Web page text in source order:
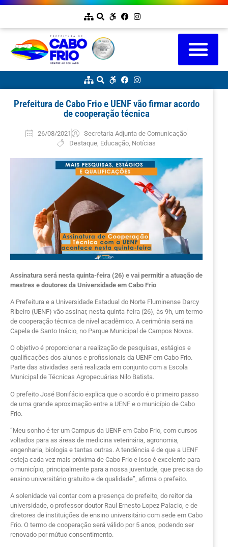
Prefeitura de Cabo Frio e UENF vão firmar acordo
de cooperação técnica
26/08/2021
Secretaria Adjunta de Comunicação
Destaque, Educação, Notícias
Assinatura será nesta quinta-feira (26) e vai permitir a atuação de
mestres e doutores da Universidade em Cabo Frio
A Prefeitura e a Universidade Estadual do Norte Fluminense Darcy
Ribeiro (UENF) vão assinar, nesta quinta-feira (26), às 9h, um termo
de cooperação técnica de nível acadêmico. A cerimônia será na
Capela de Santo Inácio, no Parque Municipal de Campos Novos.
O objetivo é proporcionar a realização de pesquisas, estágios e
qualificações dos alunos e profissionais da UENF em Cabo Frio.
Parte das atividades será realizada em conjunto com a Escola
Municipal de Técnicas Agropecuárias Nilo Batista.
O prefeito José Bonifácio explica que o acordo é o primeiro passo
de uma grande aproximação entre a UENF e o município de Cabo
Frio.
“Meu sonho é ter um Campus da UENF em Cabo Frio, com cursos
voltados para as áreas de medicina veterinária, agronomia,
engenharia, biologia e tantas outras. A tendência é de que a UENF
esteja cada vez mais próxima de Cabo Frio e isso é excelente para
o município, principalmente para a nossa juventude, que precisa do
ensino universitário gratuito e de qualidade”, afirma o prefeito.
A solenidade vai contar com a presença do prefeito, do reitor da
universidade, o professor doutor Raul Ernesto Lopez Palacio, e de
diretores de instituições de ensino universitário com sede em Cabo
Frio. O termo de cooperação será válido por 5 anos, podendo ser
renovado por mútuo consentimento.